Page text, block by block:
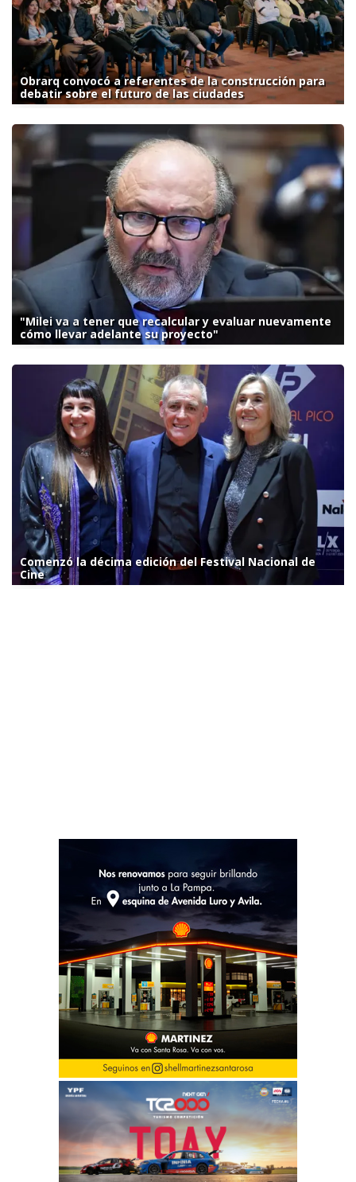
Obrarq convocó a referentes de la construcción para
debatir sobre el futuro de las ciudades
"Milei va a tener que recalcular y evaluar nuevamente
cómo llevar adelante su proyecto"
Comenzó la décima edición del Festival Nacional de
Cine